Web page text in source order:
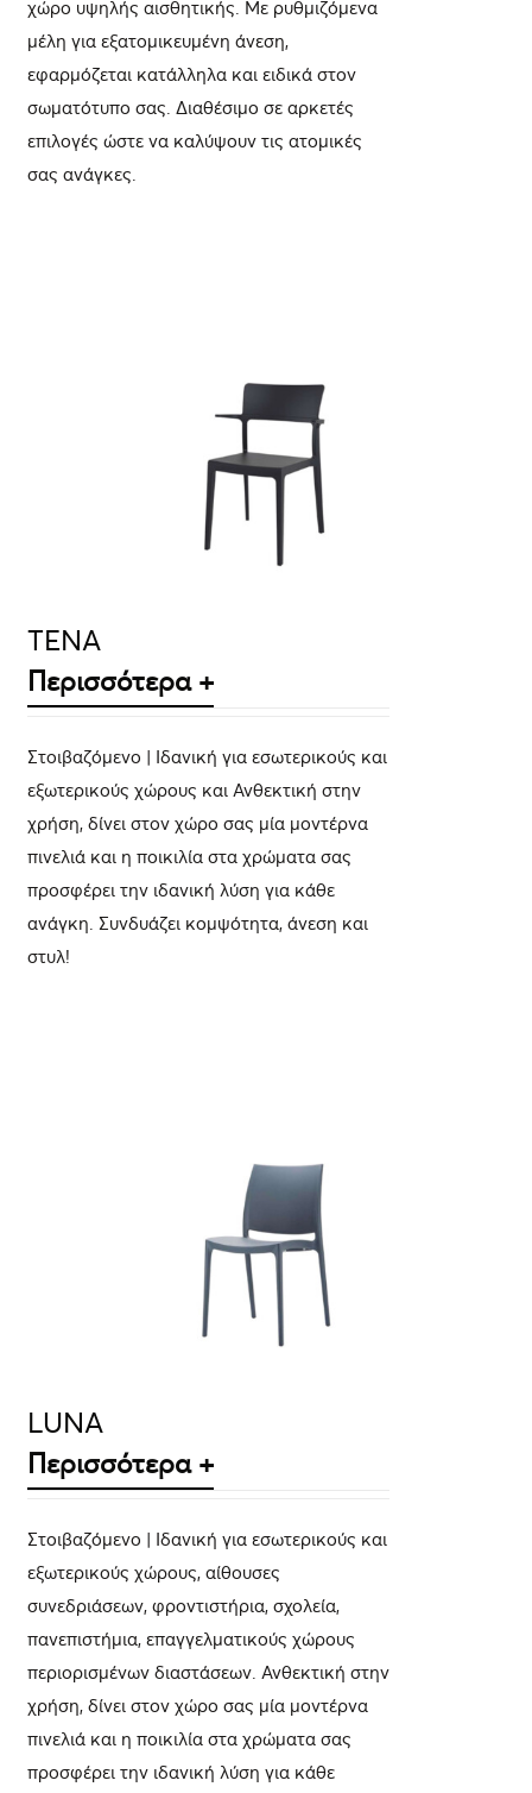
χώρο υψηλής αισθητικής. Με ρυθμιζόμενα
μέλη για εξατομικευμένη άνεση,
εφαρμόζεται κατάλληλα και ειδικά στον
σωματότυπο σας. Διαθέσιμο σε αρκετές
επιλογές ώστε να καλύψουν τις ατομικές
σας ανάγκες.
ΛΕΠΤΟΜΈΡΕΙΕΣ
TENA
Περισσότερα +
Στοιβαζόμενο | Ιδανική για εσωτερικούς και
εξωτερικούς χώρους και Ανθεκτική στην
χρήση, δίνει στον χώρο σας μία μοντέρνα
πινελιά και η ποικιλία στα χρώματα σας
προσφέρει την ιδανική λύση για κάθε
ανάγκη. Συνδυάζει κομψότητα, άνεση και
στυλ!
ΛΕΠΤΟΜΈΡΕΙΕΣ
LUNA
Περισσότερα +
Στοιβαζόμενο | Ιδανική για εσωτερικούς και
εξωτερικούς χώρους, αίθουσες
συνεδριάσεων, φροντιστήρια, σχολεία,
πανεπιστήμια, επαγγελματικούς χώρους
περιορισμένων διαστάσεων. Ανθεκτική στην
χρήση, δίνει στον χώρο σας μία μοντέρνα
πινελιά και η ποικιλία στα χρώματα σας
προσφέρει την ιδανική λύση για κάθε